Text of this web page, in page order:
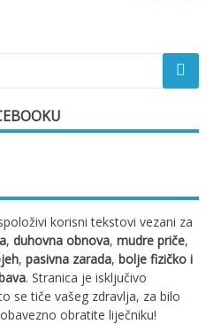
korisni tekstovi vezani za
, duhovna obnova, mudre priče,
, pasivna zarada, bolje fizičko i
. Stranica je isključivo
se tiče vašeg zdravlja, za bilo
obratite liječniku!